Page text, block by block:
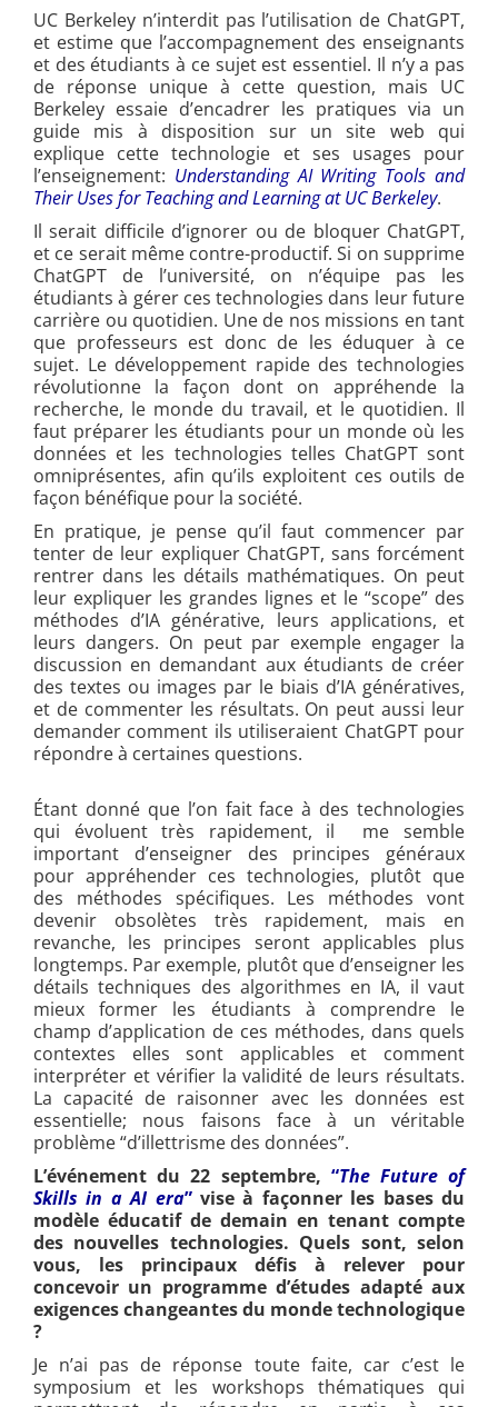
UC Berkeley n’interdit pas l’utilisation de ChatGPT,
et estime que l’accompagnement des enseignants
et des étudiants à ce sujet est essentiel. Il n’y a pas
de réponse unique à cette question, mais UC
Berkeley essaie d’encadrer les pratiques via un
guide mis à disposition sur un site web qui
explique cette technologie et ses usages pour
l’enseignement: Understanding AI Writing Tools and
Their Uses for Teaching and Learning at UC Berkeley.
Il serait difficile d’ignorer ou de bloquer ChatGPT,
et ce serait même contre-productif. Si on supprime
ChatGPT de l’université, on n’équipe pas les
étudiants à gérer ces technologies dans leur future
carrière ou quotidien. Une de nos missions en tant
que professeurs est donc de les éduquer à ce
sujet. Le développement rapide des technologies
révolutionne la façon dont on appréhende la
recherche, le monde du travail, et le quotidien. Il
faut préparer les étudiants pour un monde où les
données et les technologies telles ChatGPT sont
omniprésentes, afin qu’ils exploitent ces outils de
façon bénéfique pour la société.
En pratique, je pense qu’il faut commencer par
tenter de leur expliquer ChatGPT, sans forcément
rentrer dans les détails mathématiques. On peut
leur expliquer les grandes lignes et le “scope” des
méthodes d’IA générative, leurs applications, et
leurs dangers. On peut par exemple engager la
discussion en demandant aux étudiants de créer
des textes ou images par le biais d’IA génératives,
et de commenter les résultats. On peut aussi leur
demander comment ils utiliseraient ChatGPT pour
répondre à certaines questions.
Étant donné que l’on fait face à des technologies
qui évoluent très rapidement, il me semble
important d’enseigner des principes généraux
pour appréhender ces technologies, plutôt que
des méthodes spécifiques. Les méthodes vont
devenir obsolètes très rapidement, mais en
revanche, les principes seront applicables plus
longtemps. Par exemple, plutôt que d’enseigner les
détails techniques des algorithmes en IA, il vaut
mieux former les étudiants à comprendre le
champ d’application de ces méthodes, dans quels
contextes elles sont applicables et comment
interpréter et vérifier la validité de leurs résultats.
La capacité de raisonner avec les données est
essentielle; nous faisons face à un véritable
problème “d’illettrisme des données”.
L’événement du 22 septembre, “The Future of
Skills in a AI era”vise à façonner les bases du
modèle éducatif de demain en tenant compte
des nouvelles technologies. Quels sont, selon
vous, les principaux défis à relever pour
concevoir un programme d’études adapté aux
exigences changeantes du monde technologique
?
Je n’ai pas de réponse toute faite, car c’est le
symposium et les workshops thématiques qui